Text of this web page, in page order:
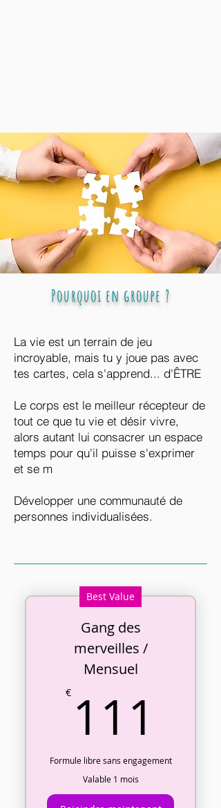
Pourquoi en groupe ?
La vie est un terrain de jeu
incroyable, mais tu y joue pas avec
tes cartes, cela s'apprend... d'ÊTRE
Le corps est le meilleur récepteur de
tout ce que tu vie et désir vivre,
alors autant lui consacrer un espace
temps pour qu'il puisse s'exprimer
et se m
Développer une communauté de
personnes individualisées.
Best Value
Gang des
merveilles /
Mensuel
€ 111
Formule libre sans engagement
Valable 1 mois